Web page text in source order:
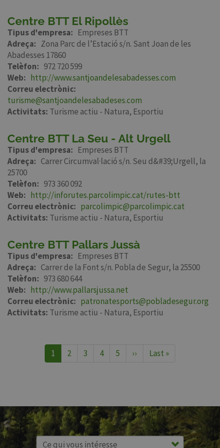
Centre BTT El Ripollès
Tipus d'empresa
Empreses BTT
Adreça
Zona Parc de l’Estació s/n. Sant Joan de les
Abadesses 17860
Telèfon
972 720 599
Web
http://www.santjoandelesabadesses.com
Correu electrònic
turisme@santjoandelesabadeses.com
Activitats: Turisme actiu - Natura Esportiu
Centre BTT La Seu - Alt Urgell
Tipus d'empresa
Empreses BTT
Adreça
Carrer Circumval·lació s/n. Seu d&#39;Urgell, la
25700
Telèfon
973 360 092
Web
http://inforutes.parcolimpic.cat/rutes-btt
Correu electrònic
parcolimpic@parcolimpic.cat
Activitats: Turisme actiu - Natura Esportiu
Centre BTT Pallars Jussà
Tipus d'empresa
Empreses BTT
Adreça
Carrer de la Font s/n. Pobla de Segur, la 25500
Telèfon
973 680 644
Web
http://www.pallarsjussa.net
Correu electrònic
patronatesports@pobladesegur.org
Activitats: Turisme actiu - Natura Esportiu
Pagination
Page
courante
1 Page
2 Page
3 Page
4 Page
5
Page
››
Dernière
Last »